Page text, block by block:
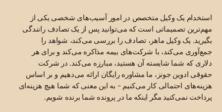
استخدام یک وکیل متخصص در امور آسیب‌های شخصی یکی از
مهم‌ترین تصمیماتی است که می‌توانید پس از یک تصادف رانندگی
بگیرید. یک وکیل ماهر، تصادف را بررسی می‌کند، شواهد را
جمع‌آوری می‌کند، با شرکت‌های بیمه مذاکره می‌کند و برای هر
دلاری که شما شایسته آن هستید، مبارزه می‌کند. در شرکت
حقوقی ادوین جونز، ما مشاوره رایگان ارائه می‌دهیم و بر اساس
هزینه‌های احتمالی کار می‌کنیم - به این معنی که شما هیچ هزینه‌ای
پرداخت نمی‌کنید مگر اینکه ما در پرونده شما برنده شویم.